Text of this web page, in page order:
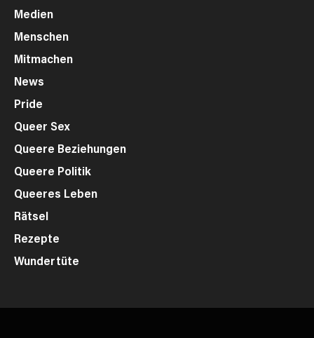
Medien
Menschen
Mitmachen
News
Pride
Queer Sex
Queere Beziehungen
Queere Politik
Queeres Leben
Rätsel
Rezepte
Wundertüte